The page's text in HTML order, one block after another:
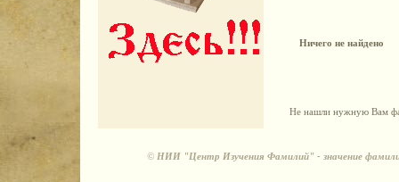
Ничего не найдено
Не нашли нужную Вам
© НИИ "Центр Изучения Фамилий" - значение